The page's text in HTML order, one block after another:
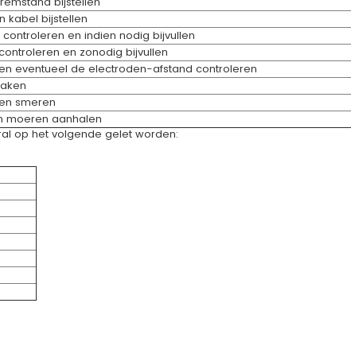
kabel bijstellen
en indien nodig bijvullen
en zonodig bijvullen
eventueel de electroden-afstand controleren
smeren
moeren aanhalen
op het volgende gelet worden: